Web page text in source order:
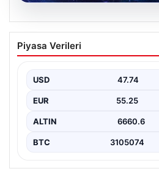
9 Ağustos Kova Burcu
Kova burcu için bugün hareketli
Piyasa Verileri
USD 47.74
EUR 55.25
ALTIN 6660.6
BTC 3105074